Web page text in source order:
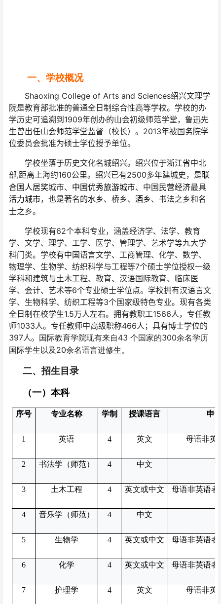
一、学校概况
Shaoxing College of Arts and Sciences绍兴文理学
院是教育部批准的普通全日制综合性高等学校。学校的办
学历史可追溯到1909年创办的山会初级师范学堂，鲁迅先
生曾出任山会师范学堂监督（校长）。2013年被国务院学
位委员会批准为硕士学位授予单位。
学校坐落于历史文化名城绍兴。绍兴位于浙江省中北
部,距离上海约160公里。绍兴已有2500多年建城史，是联
合国人居奖城市、 中国优秀旅游城市、中国 民营经济最具
活力城市，也是著名的水乡、桥乡、 酒乡、书法之乡和名
士之乡。
学校现有62个本科专业，涵盖经济学、法学、教育
学、文学、理学、工学、医学、管理学、艺术学等九大学
科门类。学校有中国语言文学、工商管理、化学、数学、
物理学、生物学、纺织科学与工程等7个硕士学位授权一级
学科和建筑与土木工程、教育、汉语国际教育、临床医
学、会计、艺术等6个专业硕士学位点。学校拥有汉语言文
学、生物科学、纺织工程等3个国家级特色专业。现有各类
全日制在校学生1.5万人左右。拥有教职工1566人，专任教
师1033人。专任教师中高级职称466人；具有博士学位的
397人。
国际教育学院现有来自43 个国家的300余名学历
国际学生以及 20余名语言进修生。
二、招生目录
（一）本科
序号 专业名称 学制 授课语言 申
1 英语 4 英文 母语非英
2 书法学（师范） 4 中文
3 土木工程 4 英文或中文 母语非英语者
4 音乐学（师范） 4 中文
5 生物学 4 英文或中文 母语非英语者
6 化学 4 英文或中文 母语非英语者
7 护理学 4 英文 母语非英